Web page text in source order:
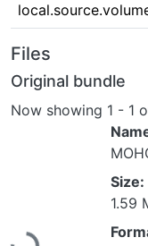
Files
Original bundle
Now showing 1 - 1
Loading...
Size:
1.59